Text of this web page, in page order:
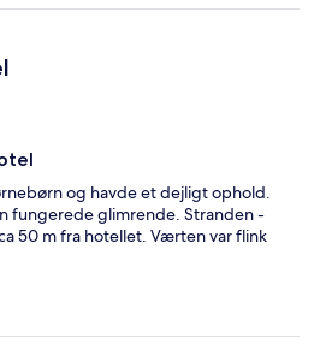
og havde et dejligt ophold.
fungerede glimrende. Stranden -
50 m fra hotellet. Værten var flink